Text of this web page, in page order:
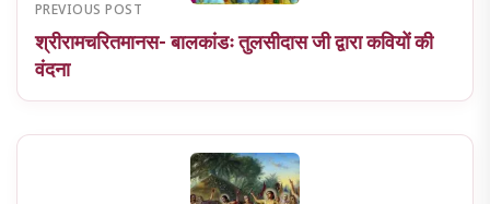
PREVIOUS POST
श्रीरामचरितमानस- बालकांडः तुलसीदास जी द्वारा कवियों की
वंदना